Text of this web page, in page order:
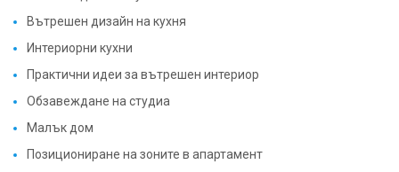
Вътрешен дизайн на кухня
Интериорни кухни
Практични идеи за вътрешен интериор
Обзавеждане на студиа
Малък дом
Позициониране на зоните в апартамент